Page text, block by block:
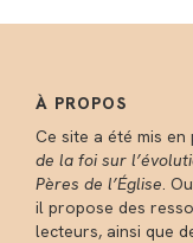
À PROPOS
Ce site a été mis
de la foi sur
Pères de l’Église.
il propose des
lecteurs, ainsi que